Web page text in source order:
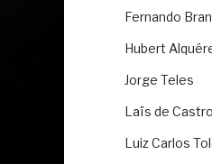
Fernando
Hubert
Jorge Teles
Laïs de Castro
Luiz Carlos